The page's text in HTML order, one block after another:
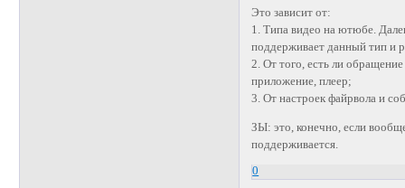
Это зависит от:
1. Типа видео на ютюбе.
поддерживает данный тип и
2. От того, есть ли
приложение, плеер;
3. От настроек файрвола и
ЗЫ: это, конечно, если
поддерживается.
0